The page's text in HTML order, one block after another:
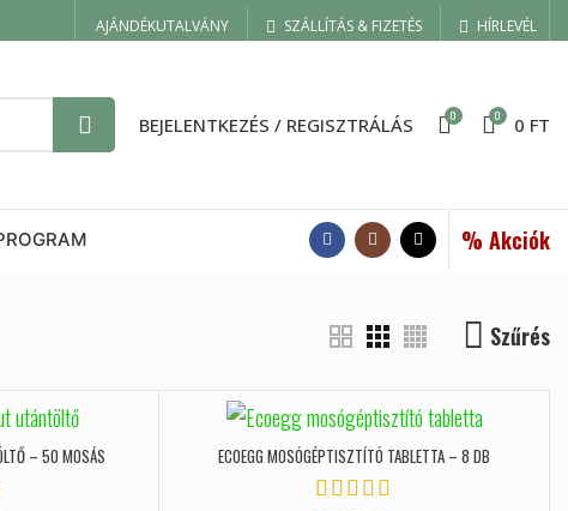
AJÁNDÉKUTALVÁNY SZÁLLÍTÁS & FIZETÉS HÍRLEVÉL
BEJELENTKEZÉS / REGISZTRÁLÁS 0 0 0 FT
% Akciók
Szűrés
– 50 MOSÁS ECOEGG MOSÓGÉPTISZTÍTÓ TABLETTA – 8 DB